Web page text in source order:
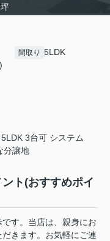
間取り 5LDK
3台可 システム
分譲地
ト(おすすめポイ
す。当店は、親身にお
きます。お気軽にご連